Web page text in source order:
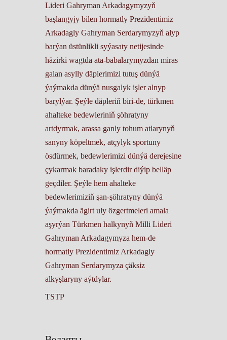
Lideri Gahryman Arkadagymyzyň
başlangyjy bilen hormatly Prezidentimiz
Arkadagly Gahryman Serdarymyzyň alyp
barýan üstünlikli syýasaty netijesinde
häzirki wagtda ata-babalarymyzdan miras
galan asylly däplerimizi tutuş dünýä
ýaýmakda dünýä nusgalyk işler alnyp
barylýar. Şeýle däpleriň biri-de, türkmen
ahalteke bedewleriniň şöhratyny
artdyrmak, arassa ganly tohum atlarynyň
sanyny köpeltmek, atçylyk sportuny
ösdürmek, bedewlerimizi dünýä derejesine
çykarmak baradaky işlerdir diýip belläp
geçdiler. Şeýle hem ahalteke
bedewlerimiziň şan-şöhratyny dünýä
ýaýmakda ägirt uly özgertmeleri amala
aşyrýan Türkmen halkynyň Milli Lideri
Gahryman Arkadagymyza hem-de
hormatly Prezidentimiz Arkadagly
Gahryman Serdarymyza çäksiz
alkyşlaryny aýtdylar.
TSTP